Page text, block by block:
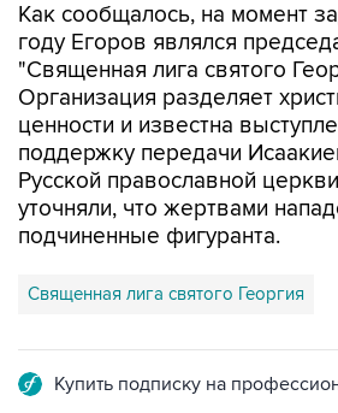
Как сообщалось, на момент
году Егоров являлся
"Священная лига святого
Организация разделяет
ценности и известна
поддержку передачи
Русской православной
уточняли, что жертвами
подчиненные фигуранта.
Священная лига святого Георгия
Купить подписку на